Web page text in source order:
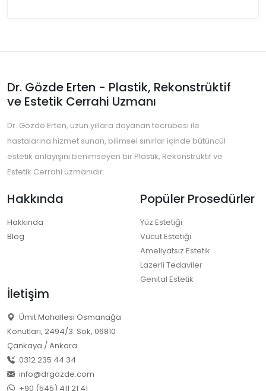
Dr. Gözde Erten - Plastik, Rekonstrüktif
ve Estetik Cerrahi Uzmanı
Dr. Gözde Erten, uzun yıllara dayanan tecrübesi ile
hastalarına hizmet sunan, bilimsel sınırlar içinde bütüncül
estetik anlayışını benimseyen bir Plastik, Rekonstrüktif ve
Estetik Cerrahi uzmanıdır.
Hakkında
Hakkında
Blog
Popüler Prosedürler
Yüz Estetiği
Vücut Estetiği
Ameliyatsız Estetik
Lazerli Tedaviler
Genital Estetik
İletişim
Ümit Mahallesi Osmanağa
Konutları, 2494/3. Sok, 06810
Çankaya / Ankara
0312 235 44 34
info@drgozde.com
+90 (545) 411 21 41